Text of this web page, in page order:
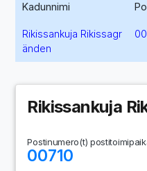
Kadunnimi
Rikissankuja Rikissagr
änden
Rikissankuja
Postinumero(t)
00710